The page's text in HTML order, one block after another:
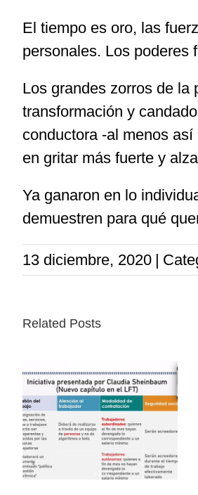
El tiempo es oro, las
personales. Los poderes
Los grandes zorros de la
transformación y
conductora -al menos
en gritar más fuerte y
Ya ganaron en lo
demuestren para qué
13 diciembre, 2020 |
Related Posts